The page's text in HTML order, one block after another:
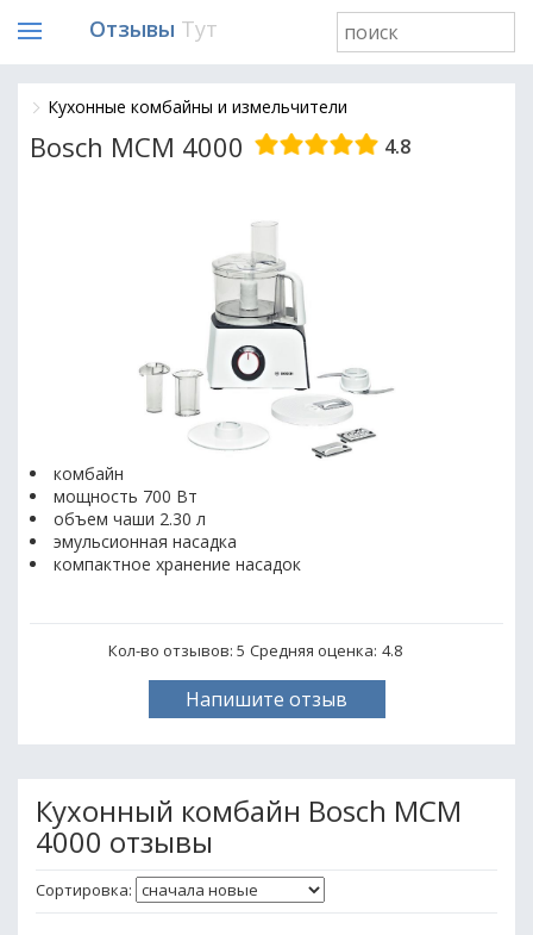
Отзывы Тут
Кухонные комбайны и измельчители
Bosch MCM 4000 4.8
комбайн
мощность 700 Вт
объем чаши 2.30 л
эмульсионная насадка
компактное хранение насадок
Кол-во отзывов: 5 Средняя оценка: 4.8
Напишите отзыв
Кухонный комбайн Bosch MCM
4000 отзывы
Сортировка: